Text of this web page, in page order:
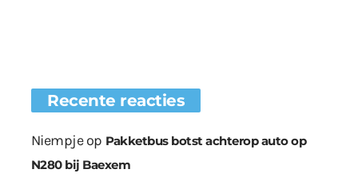
Recente reacties
Niempjeop Pakketbus botst achterop auto op
N280 bij Baexem